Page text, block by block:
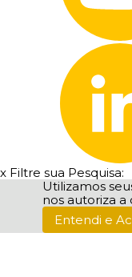
x Filtre sua Pesquisa:
Utilizamos
nos autoriza a
Entendi e